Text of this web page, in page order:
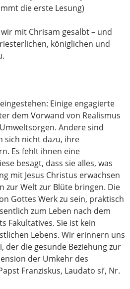
die erste Lesung)
mit Chrisam gesalbt – und
königlichen und
Einige engagierte
dem Vorwand von Realismus
Andere sind
sich nicht dazu, ihre
Es fehlt ihnen eine
besagt, dass sie alles, was
mit Jesus Christus erwachsen
zur Welt zur Blüte bringen. Die
Gottes Werk zu sein, praktisch
zum Leben nach dem
Fakultatives. Sie ist kein
Lebens. Wir erinnern uns
der die gesunde Beziehung zur
der Umkehr des
Franziskus, Laudato si’, Nr.